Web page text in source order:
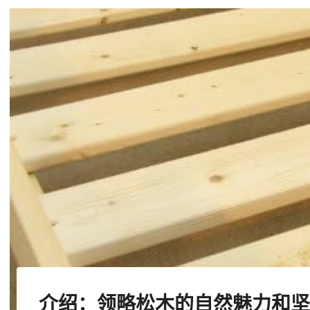
介绍：领略松木的自然魅力和